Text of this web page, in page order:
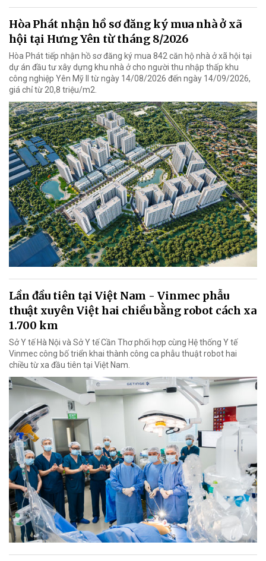
Hòa Phát nhận hồ sơ đăng ký mua nhà ở xã
hội tại Hưng Yên từ tháng 8/2026
Hòa Phát tiếp nhận hồ sơ đăng ký mua 842 căn hộ nhà ở xã hội tại
dự án đầu tư xây dựng khu nhà ở cho người thu nhập thấp khu
công nghiệp Yên Mỹ II từ ngày 14/08/2026 đến ngày 14/09/2026,
giá chỉ từ 20,8 triệu/m2.
Lần đầu tiên tại Việt Nam - Vinmec phẫu
thuật xuyên Việt hai chiều bằng robot cách xa
1.700 km
Sở Y tế Hà Nội và Sở Y tế Cần Thơ phối hợp cùng Hệ thống Y tế
Vinmec công bố triển khai thành công ca phẫu thuật robot hai
chiều từ xa đầu tiên tại Việt Nam.